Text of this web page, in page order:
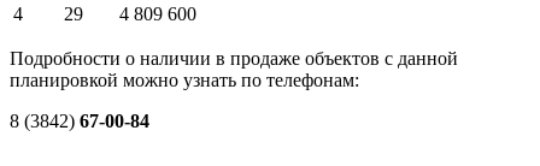
4
29 4 809 600
Подробности о наличии в продаже объектов с данной
планировкой можно узнать по телефонам:
8 (3842) 67-00-84